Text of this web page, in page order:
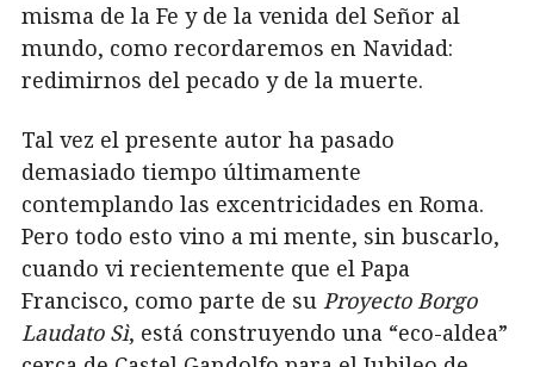
misma de la Fe y de la venida del Señor al
mundo, como recordaremos en Navidad:
redimirnos del pecado y de la muerte.
Tal vez el presente autor ha pasado
demasiado tiempo últimamente
contemplando las excentricidades en Roma.
Pero todo esto vino a mi mente, sin buscarlo,
cuando vi recientemente que el Papa
Francisco, como parte de su Proyecto Borgo
Laudato Sì, está construyendo una “eco-aldea”